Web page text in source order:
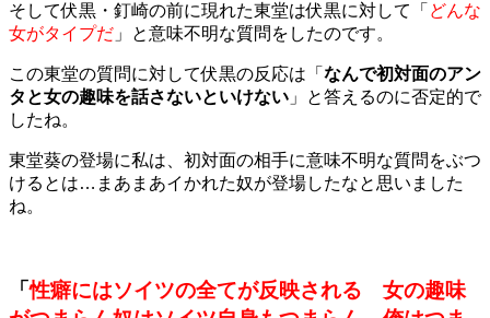
そして伏黒・釘崎の前に現れた東堂は伏黒に対して「 どんな
女がタイプだ 」と意味不明な質問をしたのです。
この東堂の質問に対して伏黒の反応は「 なんで初対面のアン
タと女の趣味を話さないといけない 」と答えるのに否定的で
したね。
東堂葵の登場に私は、初対面の相手に意味不明な質問をぶつ
けるとは…まあまあイかれた奴が登場したなと思いました
ね。
「性癖にはソイツの全てが反映される 女の趣味